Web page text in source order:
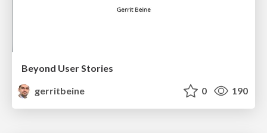
Beyond User Stories
gerritbeine
0 190